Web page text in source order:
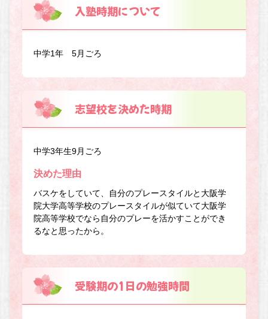
入塾時期について
中学1年 5月ごろ
志望校を決めた時期
中学3年生9月ごろ
決めた理由
バスケをしていて、自分のプレースタイルと大阪学
院大学高等学校のプレースタイルが似ていて大阪学
院高等学校でなら自分のプレーを活かすことができ
るなと思ったから。
受験期の1日の勉強時間